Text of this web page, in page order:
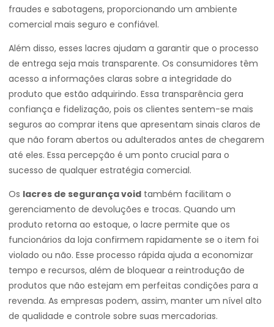
fraudes e sabotagens, proporcionando um ambiente
comercial mais seguro e confiável.
Além disso, esses lacres ajudam a garantir que o processo
de entrega seja mais transparente. Os consumidores têm
acesso a informações claras sobre a integridade do
produto que estão adquirindo. Essa transparência gera
confiança e fidelização, pois os clientes sentem-se mais
seguros ao comprar itens que apresentam sinais claros de
que não foram abertos ou adulterados antes de chegarem
até eles. Essa percepção é um ponto crucial para o
sucesso de qualquer estratégia comercial.
Os lacres de segurança void também facilitam o
gerenciamento de devoluções e trocas. Quando um
produto retorna ao estoque, o lacre permite que os
funcionários da loja confirmem rapidamente se o item foi
violado ou não. Esse processo rápida ajuda a economizar
tempo e recursos, além de bloquear a reintrodução de
produtos que não estejam em perfeitas condições para a
revenda. As empresas podem, assim, manter um nível alto
de qualidade e controle sobre suas mercadorias.